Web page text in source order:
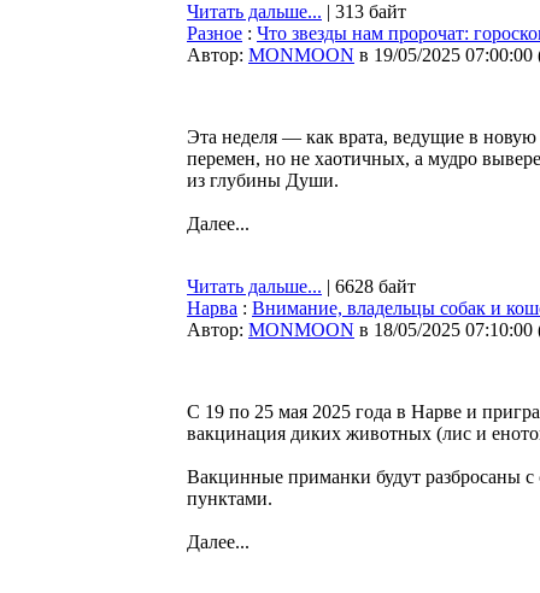
Читать дальше... | 313 байт
Разное : Что звезды нам пророчат:
Автор: MONMOON в 19/05/2025 07:00:00
Эта неделя — как врата, ведущие в
перемен, но не хаотичных, а мудро
из глубины Души.
Далее...
Читать дальше... | 6628 байт
Нарва : Внимание, владельцы собак и
Автор: MONMOON в 18/05/2025 07:10:00
С 19 по 25 мая 2025 года в Нарве и
вакцинация диких животных (лис и
Вакцинные приманки будут разбросаны
пунктами.
Далее...